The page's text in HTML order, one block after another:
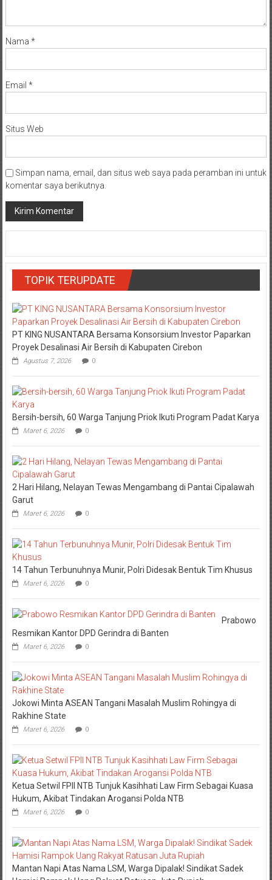
Nama *
Email *
Situs Web
Simpan nama, email, dan situs web saya pada peramban ini untuk
komentar saya berikutnya.
TOPIK TERUPDATE
PT KING NUSANTARA Bersama Konsorsium Investor Paparkan
Proyek Desalinasi Air Bersih di Kabupaten Cirebon
Agustus 7, 2026 0
Bersih-bersih, 60 Warga Tanjung Priok Ikuti Program Padat Karya
Maret 6, 2026 0
2 Hari Hilang, Nelayan Tewas Mengambang di Pantai Cipalawah
Garut
Maret 6, 2026 0
14 Tahun Terbunuhnya Munir, Polri Didesak Bentuk Tim Khusus
Maret 6, 2026 0
Prabowo
Resmikan Kantor DPD Gerindra di Banten
Maret 6, 2026 0
Jokowi Minta ASEAN Tangani Masalah Muslim Rohingya di
Rakhine State
Maret 6, 2026 0
Ketua Setwil FPII NTB Tunjuk Kasihhati Law Firm Sebagai Kuasa
Hukum, Akibat Tindakan Arogansi Polda NTB
Maret 6, 2026 0
Mantan Napi Atas Nama LSM, Warga Dipalak! Sindikat Sadek